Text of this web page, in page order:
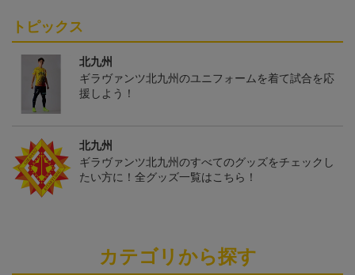
トピックス
北九州
ギラヴァンツ北九州のユニフォームを着て試合を応
援しよう！
北九州
ギラヴァンツ北九州のすべてのグッズをチェックし
たい方に！全グッズ一覧はこちら！
カテゴリから探す